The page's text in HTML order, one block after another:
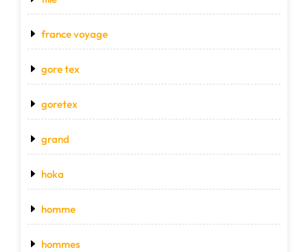
france voyage
gore tex
goretex
grand
hoka
homme
hommes